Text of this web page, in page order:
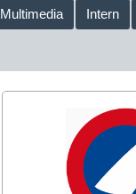
Multimedia Intern